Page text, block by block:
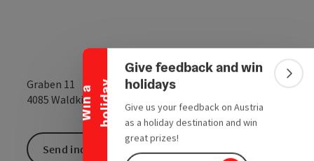
W
i
n
a
h
o
l
i
d
a y
Collapse banner
Give feedback and win
holidays
Give us your feedback on Austria
as a holiday destination and win
great prizes!
Graben 11
4085 Waldkirchen am Wesen open in
Send inquiry